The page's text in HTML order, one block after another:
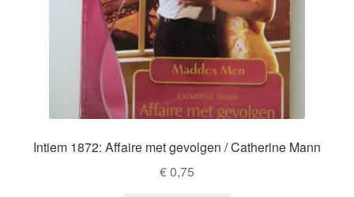
Intiem 1872: Affaire met gevolgen / Catherine Mann
€0,75